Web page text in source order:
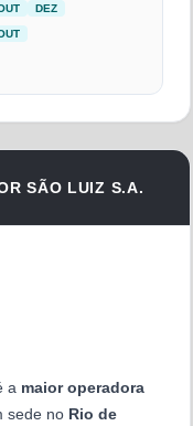
DEZ
SÃO LUIZ S.A.
a maior operadora
sede no Rio de